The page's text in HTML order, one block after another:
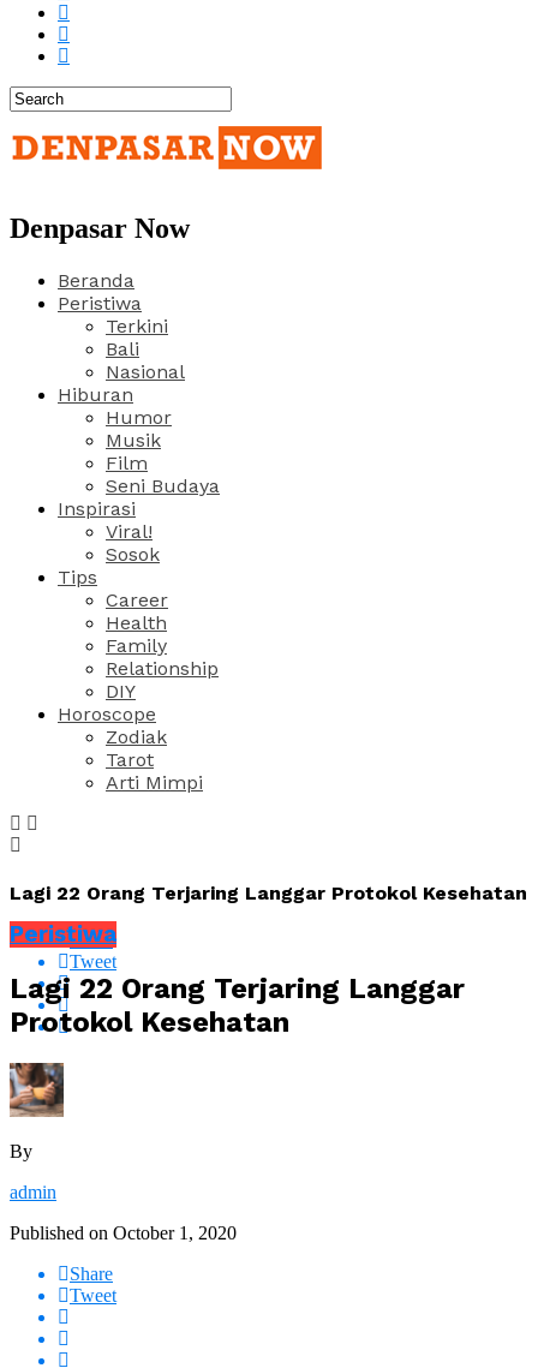
Denpasar Now
Beranda
Peristiwa
Terkini
Bali
Nasional
Hiburan
Humor
Musik
Film
Seni Budaya
Inspirasi
Viral!
Sosok
Tips
Career
Health
Family
Relationship
DIY
Horoscope
Zodiak
Tarot
Arti Mimpi
Lagi 22 Orang Terjaring Langgar Protokol Kesehatan
Share
Tweet
Peristiwa
Lagi 22 Orang Terjaring Langgar
Protokol Kesehatan
By
admin
Published on October 1, 2020
Share
Tweet